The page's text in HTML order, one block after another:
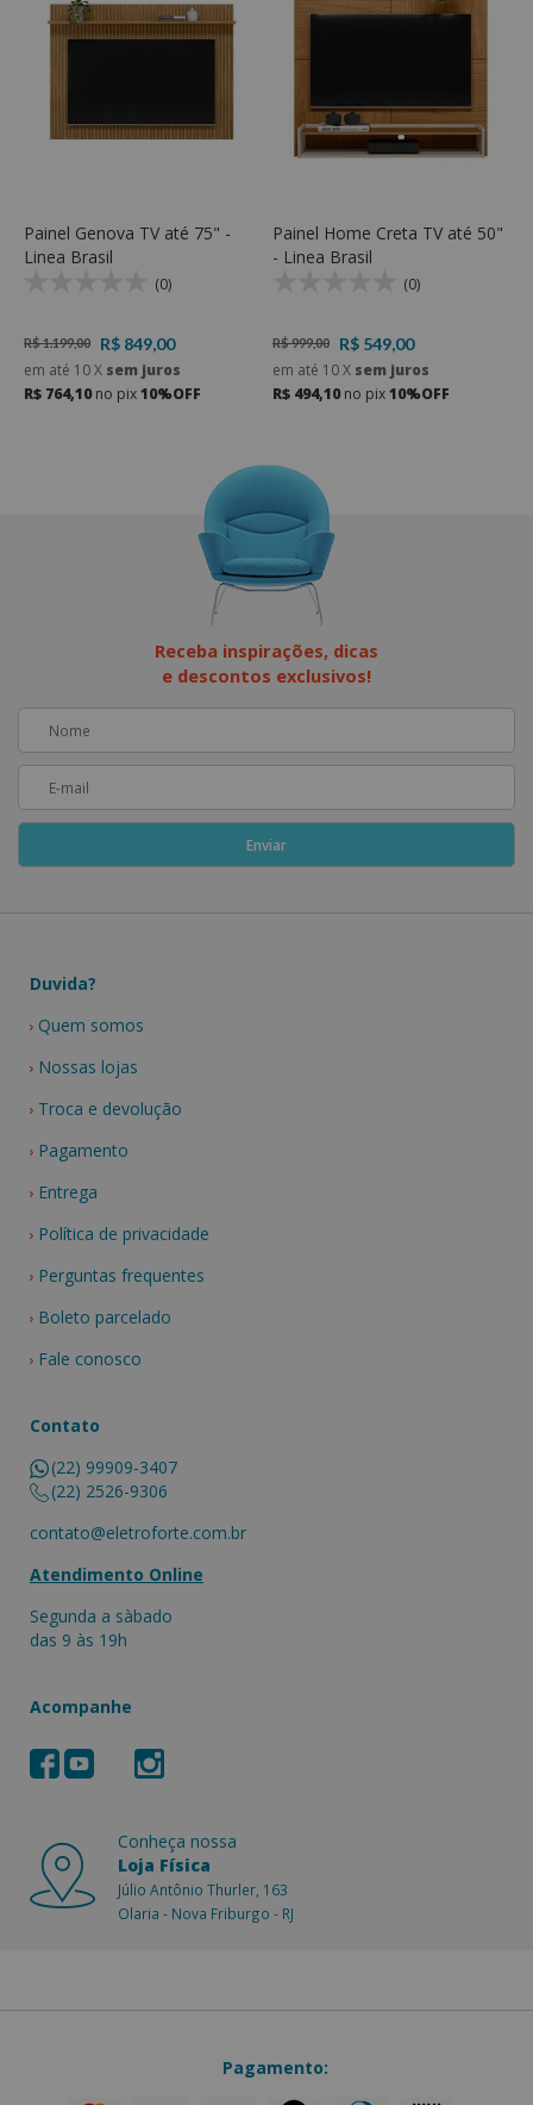
Painel Genova TV até 75" -
Linea Brasil
(0)
R$ 1.199,00
R$ 849,00
em até 10X sem juros
R$ 764,10no pix10%OFF
Painel Home Creta TV até 50"
- Linea Brasil
(0)
R$ 999,00
R$ 549,00
em até 10X sem juros
R$ 494,10no pix10%OFF
Receba inspirações, dicas
e descontos exclusivos!
Duvida?
Quem somos
Nossas lojas
Troca e devolução
Pagamento
Entrega
Política de privacidade
Perguntas frequentes
Boleto parcelado
Fale conosco
Contato
(22) 99909-3407
(22) 2526-9306
contato@eletroforte.com.br
Atendimento Online
Segunda a sàbado
das 9 às 19h
Acompanhe
Conheça nossa
Loja Física
Júlio Antônio Thurler, 163
Olaria - Nova Friburgo - RJ
Pagamento: